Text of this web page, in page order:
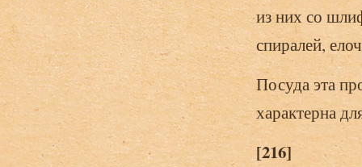
из них со
спиралей,
Посуда эта
характерна
[216]